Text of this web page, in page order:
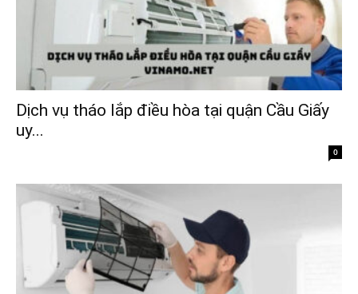
Dịch vụ tháo lắp điều hòa tại quận Cầu Giấy
uy...
0